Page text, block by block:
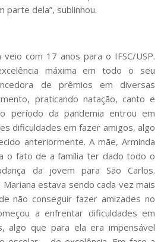
parte dela”, sublinhou.
com 17 anos para o IFSC/USP.
máxima em todo o seu
de prêmios em diversas
praticando natação, canto e
período da pandemia entrou em
dificuldades em fazer amigos, algo
anteriormente. A mãe, Arminda
o fato de a família ter dado todo o
da jovem para São Carlos.
estava sendo cada vez mais
não conseguir fazer amizades no
a enfrentar dificuldades em
algo que para ela era impensável